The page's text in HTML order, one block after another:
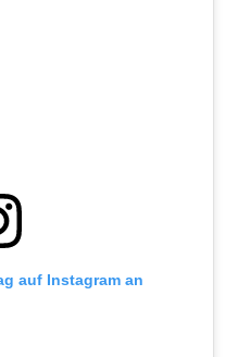
auf Instagram an